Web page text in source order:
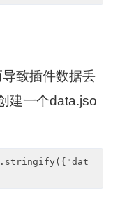
致插件数据丢
建一个data.jso